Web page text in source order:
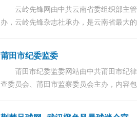
云岭先锋网由中共云南省委组织部主
办，云岭先锋杂志社承办，是云南省最大
1371个乡...
莆田市纪委监委
莆田市纪委监委网站由中共莆田市纪
查委员会、莆田市监察委员会主办，内容